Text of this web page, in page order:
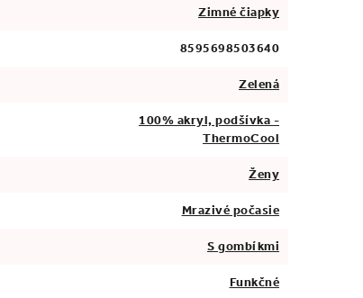
Zimné čiapky
8595698503640
Zelená
100% akryl, podšívka -
ThermoCool
Ženy
Mrazivé počasie
S gombíkmi
Funkčné